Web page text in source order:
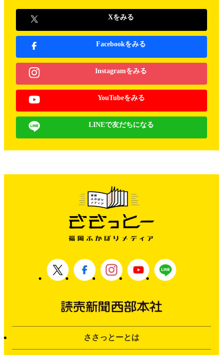
Xをみる
Facebookをみる
Instagramをみる
YouTubeをみる
LINEで友だちになる
ささっとーとは